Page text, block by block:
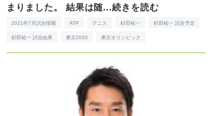
まりました。 結果は随...続きを読む
2021年7月試合情報 ATP テニス 杉田祐一 杉田祐一 試合予定
杉田祐一 試合結果 東京2020 東京オリンピック